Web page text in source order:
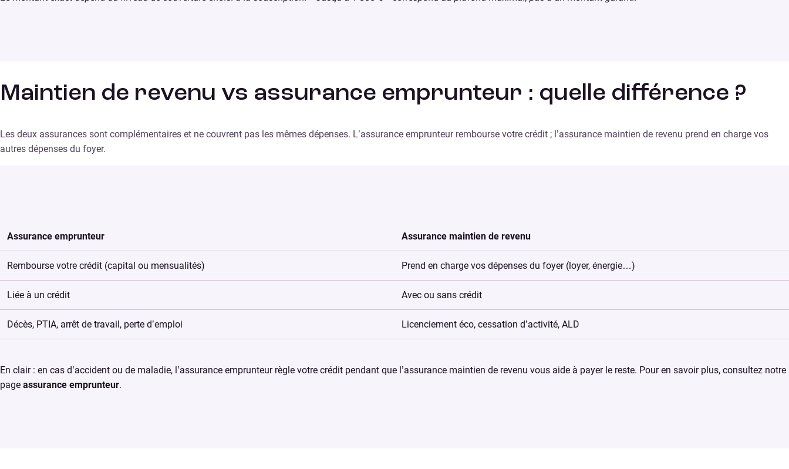
Maintien de revenu vs assurance emprunteur : quelle différence ?
Les deux assurances sont complémentaires et ne couvrent pas les mêmes dépenses. L’assurance emprunteur rembourse votre crédit ; l’assurance maintien de revenu prend en charge vos
autres dépenses du foyer.
Assurance emprunteur Assurance maintien de revenu
Rembourse votre crédit (capital ou mensualités) Prend en charge vos dépenses du foyer (loyer, énergie…)
Liée à un crédit Avec ou sans crédit
Décès, PTIA, arrêt de travail, perte d’emploi Licenciement éco, cessation d’activité, ALD
En clair : en cas d’accident ou de maladie, l’assurance emprunteur règle votre crédit pendant que l’assurance maintien de revenu vous aide à payer le reste. Pour en savoir plus, consultez notre
page assurance emprunteur.